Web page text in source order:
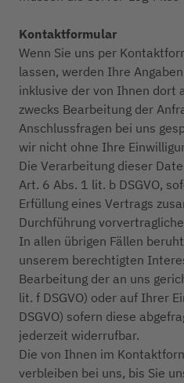
Kontaktformular
Wenn Sie uns per
lassen, werden Ihre
inklusive der von Ihnen dort
zwecks Bearbeitung der
Anschlussfragen bei uns
wir nicht ohne Ihre
Die Verarbeitung dieser
Art. 6 Abs. 1 lit. b DSGVO,
Erfüllung eines Vertrags
Durchführung
In allen übrigen Fällen
unserem berechtigten
Bearbeitung der an uns
lit. f DSGVO) oder auf Ihrer
DSGVO) sofern diese
jederzeit widerrufbar.
Die von Ihnen im
verbleiben bei uns, bis Sie